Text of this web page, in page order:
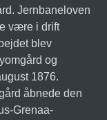
Jernbaneloven
være i drift
blev
og
1876.
åbnede den
Grenaa-